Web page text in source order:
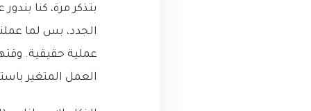
الجدد، بس لما
عملية حقيقية.
العمل المتغير